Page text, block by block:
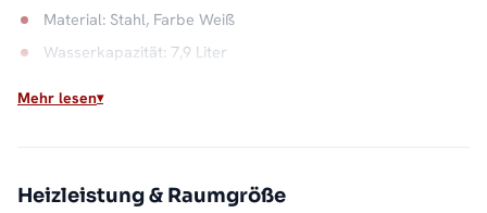
Material: Stahl, Farbe Weiß
Wasserkapazität: 7,9 Liter
Der Betrieb über die Zentralheizung liefert konstante Wärme,
Mehr lesen
Heizleistung & Raumgröße